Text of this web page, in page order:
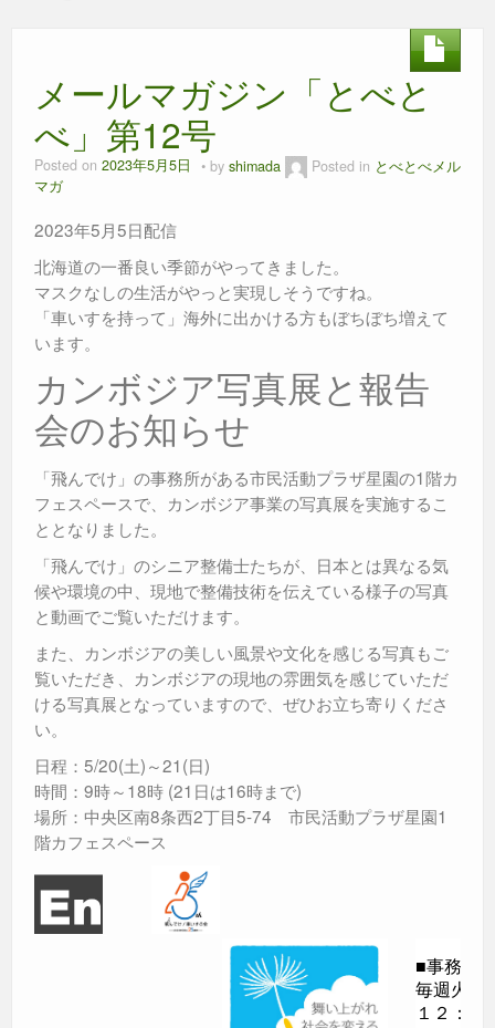
メールマガジン「とべと
べ」第12号
Posted on 2023年5月5日 by shimada Posted in とべとべメル
マガ
2023年5月5日配信
北海道の一番良い季節がやってきました。
マスクなしの生活がやっと実現しそうですね。
「車いすを持って」海外に出かける方もぼちぼち増えて
います。
カンボジア写真展と報告
会のお知らせ
「飛んでけ」の事務所がある市民活動プラザ星園の1階カ
フェスペースで、カンボジア事業の写真展を実施するこ
ととなりました。
「飛んでけ」のシニア整備士たちが、日本とは異なる気
候や環境の中、現地で整備技術を伝えている様子の写真
と動画でご覧いただけます。
また、カンボジアの美しい風景や文化を感じる写真もご
覧いただき、カンボジアの現地の雰囲気を感じていただ
ける写真展となっていますので、ぜひお立ち寄りくださ
い。
日程：5/20(土)～21(日)
時間：9時～18時 (21日は16時まで)
場所：中央区南8条西2丁目5-74 市民活動プラザ星園1
階カフェスペース